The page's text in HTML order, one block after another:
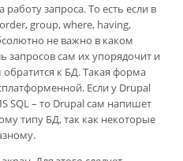
запроса. То есть если в
group, where, having,
не важно в каком
запросов сам их упорядочит и
к БД. Такая форма
Если у Drupal
SQL – то Drupal сам напишет
типу БД, так как некоторые